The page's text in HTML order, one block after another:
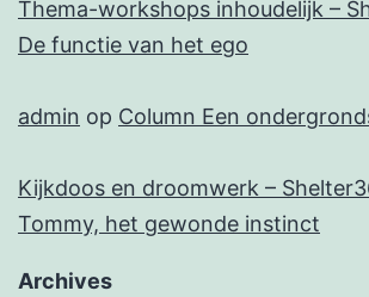
Thema-workshops inhoudelijk –
De functie van het ego
admin op Column Een
Kijkdoos en droomwerk –
Tommy, het gewonde instinct
Archives